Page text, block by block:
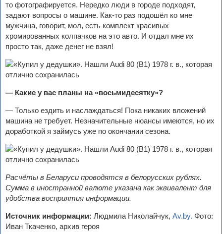
то фотографируется. Нередко люди в городе подходят,
задают вопросы о машине. Как-то раз подошёл ко мне
мужчина, говорит, мол, есть комплект красивых
хромированных колпачков на это авто. И отдал мне их
просто так, даже денег не взял!
— Какие у вас планы на «восьмидесятку»?
— Только ездить и наслаждаться! Пока никаких вложений
машина не требует. Незначительные нюансы имеются, но их
доработкой я займусь уже по окончании сезона.
Расчёты в Беларуси проводятся в белорусских рублях.
Сумма в иностранной валюте указана как эквивалент для
удобства восприятия информации.
Источник информации: Людмила Николайчук, Av.by. Фото:
Иван Ткаченко, архив героя